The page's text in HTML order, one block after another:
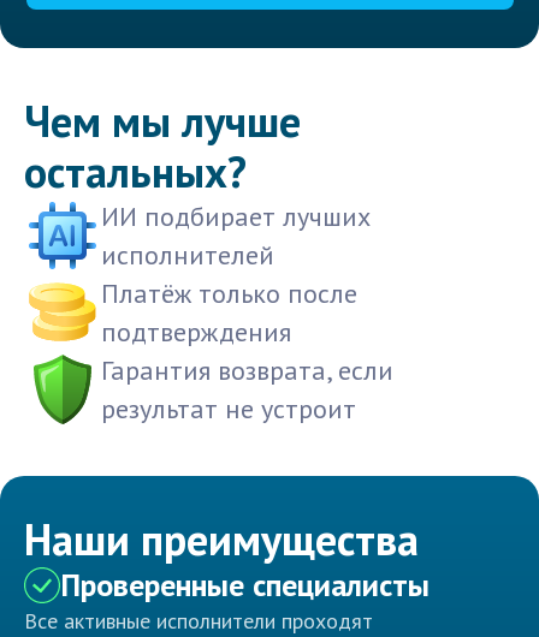
Чем мы лучше
остальных?
ИИ подбирает лучших
исполнителей
Платёж только после
подтверждения
Гарантия возврата, если
результат не устроит
Наши преимущества
Проверенные специалисты
Все активные исполнители проходят